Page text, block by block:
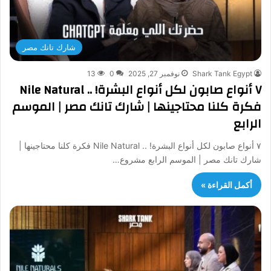
شارك تانك مصر
Shark Tank Egypt نوفمبر 27, 2025 0
13
٧ أنواع صابون لكل أنواع البشرة! .. Nile Natural
فكرة كلنا محتاجينها | شارك تانك مصر | الموسم
الرابع
٧ أنواع صابون لكل أنواع البشرة! .. Nile Natural فكرة كلنا محتاجينها |
شارك تانك مصر | الموسم الرابع مشروع…
أكمل القراءة »